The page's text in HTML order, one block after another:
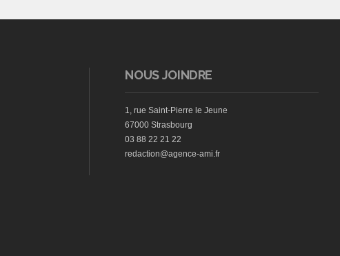
NOUS JOINDRE
1, rue Saint-Pierre le Jeune
67000 Strasbourg
03 88 22 21 22
redaction@agence-ami.fr